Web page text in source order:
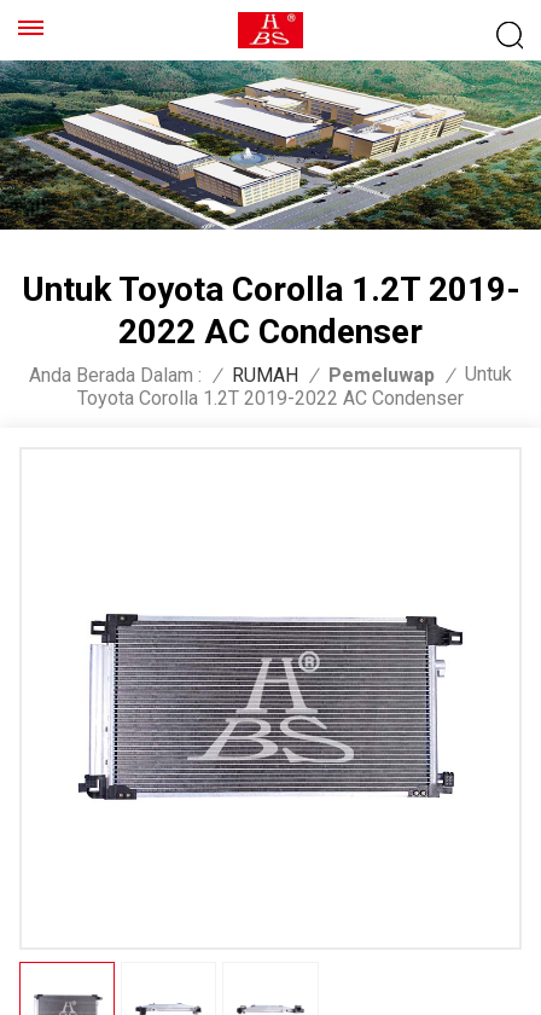
Untuk Toyota Corolla 1.2T 2019-
2022 AC Condenser
Anda Berada Dalam : / RUMAH / Pemeluwap / Untuk
Toyota Corolla 1.2T 2019-2022 AC Condenser